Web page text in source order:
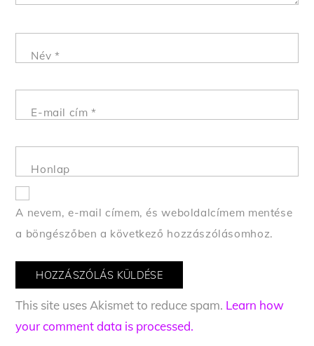
Név *
E-mail cím*
Honlap
A nevem, e-mail címem, és weboldalcímem mentése
a böngészőben a következő hozzászólásomhoz.
This site uses Akismet to reduce spam. Learn how
your comment data is processed.